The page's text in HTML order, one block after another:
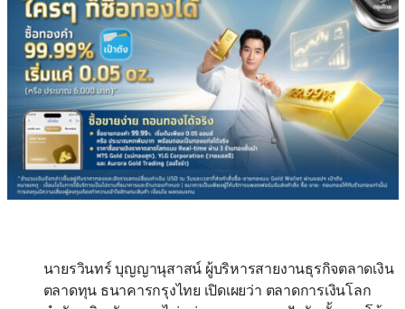
นายรวินทร์ บุญญานุสาสน์ ผู้บริหารสายงานธุรกิจตลาดเงิน
ตลาดทุน ธนาคารกรุงไทย เปิดเผยว่า ตลาดการเงินโลก